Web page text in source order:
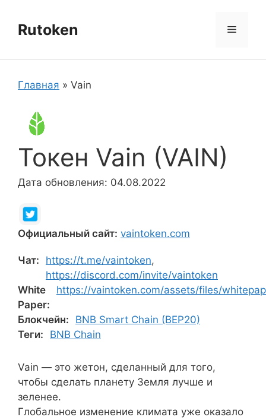
содержимому
Rutoken Меню
Главная » Vain
Токен Vain (VAIN)
Дата обновления: 04.08.2022
Официальный сайт: vaintoken.com
Чат: https://t.me/vaintoken,
https://discord.com/invite/vaintoken
White
Paper:
https://vaintoken.com/assets/files/
Блокчейн:
BNB Smart Chain (BEP20)
Теги:
BNB Chain
Vain — это жетон, сделанный для того,
чтобы сделать планету Земля лучше и
зеленее.
Глобальное изменение климата уже оказало